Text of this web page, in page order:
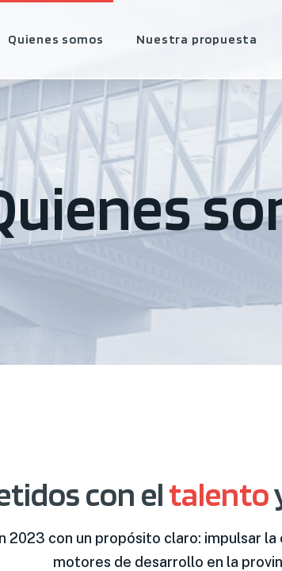
Quienes somos Nuestra propuesta
con eltalento
2023 con un propósito claro: impulsar
motores de desarrollo en la